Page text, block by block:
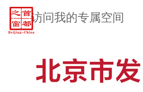
访问我的专属空间